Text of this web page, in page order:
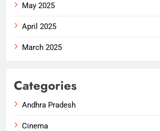
May 2025
April 2025
March 2025
Categories
Andhra Pradesh
Cinema